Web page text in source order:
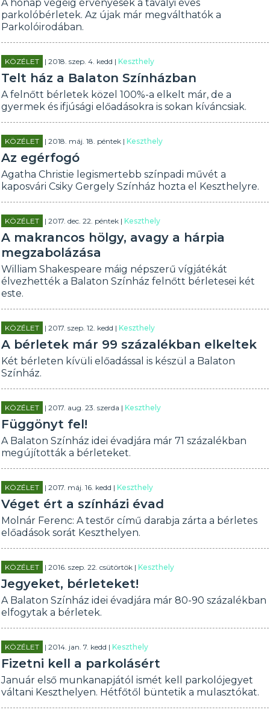
A hónap végéig érvényesek a tavalyi éves
parkolóbérletek. Az újak már megválthatók a
Parkolóirodában.
KÖZÉLET | 2018. szep. 4. kedd |Keszthely
Telt ház a Balaton Színházban
A felnőtt bérletek közel 100%-a elkelt már, de a
gyermek és ifjúsági előadásokra is sokan kíváncsiak.
KÖZÉLET | 2018. máj. 18. péntek |Keszthely
Az egérfogó
Agatha Christie legismertebb színpadi művét a
kaposvári Csiky Gergely Színház hozta el Keszthelyre.
KÖZÉLET | 2017. dec. 22. péntek |Keszthely
A makrancos hölgy, avagy a hárpia
megzabolázása
William Shakespeare máig népszerű vígjátékát
élvezhették a Balaton Színház felnőtt bérletesei két
este.
KÖZÉLET | 2017. szep. 12. kedd |Keszthely
A bérletek már 99 százalékban elkeltek
Két bérleten kívüli előadással is készül a Balaton
Színház.
KÖZÉLET | 2017. aug. 23. szerda |Keszthely
Függönyt fel!
A Balaton Színház idei évadjára már 71 százalékban
megújították a bérleteket.
KÖZÉLET | 2017. máj. 16. kedd |Keszthely
Véget ért a színházi évad
Molnár Ferenc: A testőr című darabja zárta a bérletes
előadások sorát Keszthelyen.
KÖZÉLET | 2016. szep. 22. csütörtök |Keszthely
Jegyeket, bérleteket!
A Balaton Színház idei évadjára már 80-90 százalékban
elfogytak a bérletek.
KÖZÉLET | 2014. jan. 7. kedd |Keszthely
Fizetni kell a parkolásért
Január első munkanapjától ismét kell parkolójegyet
váltani Keszthelyen. Hétfőtől büntetik a mulasztókat.